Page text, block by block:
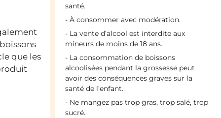
que les
santé.
- À consommer avec modération.
- La vente d’alcool est interdite aux
mineurs de moins de 18 ans.
- La consommation de boissons
alcoolisées pendant la grossesse peut
avoir des conséquences graves sur la
santé de l’enfant.
- Ne mangez pas trop gras, trop salé, trop
sucré.